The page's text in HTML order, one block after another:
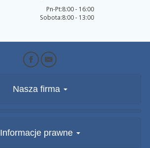
Pn-Pt:
Sobota:
8:00 - 16:00
8:00 - 13:00
Nasza firma
Informacje prawne